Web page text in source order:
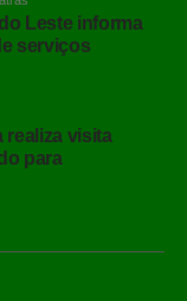
Leste informa
serviços
realiza visita
para